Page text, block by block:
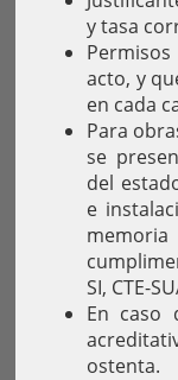
y tasa
acto, y
en cada
Para
se
del
e
SI, CTE-
En caso
ostenta.